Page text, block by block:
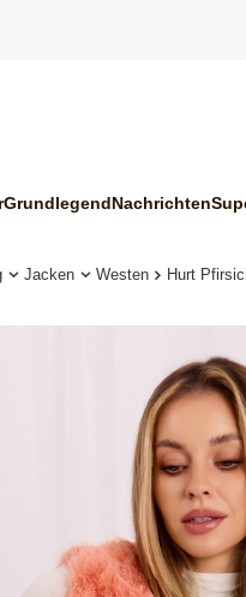
GrundlegendNachrichten
Jacken Westen Hurt